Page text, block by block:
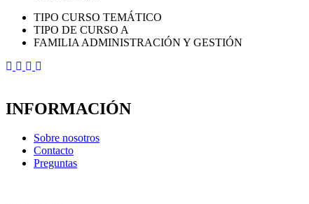
TIPO CURSO TEMÁTICO
TIPO DE CURSO A
FAMILIA ADMINISTRACIÓN Y GESTIÓN
INFORMACIÓN
Sobre nosotros
Contacto
Preguntas